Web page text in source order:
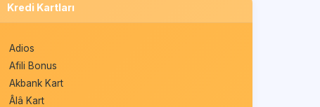
Kredi Kartları
Adios
Afili Bonus
Akbank Kart
Âlâ Kart